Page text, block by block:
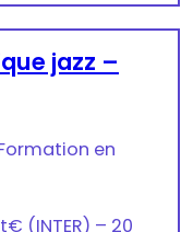
jazz –
en
€ (INTER) – 20